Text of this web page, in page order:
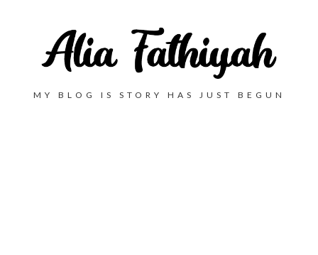
MY BLOG IS STORY HAS JUST BEGUN